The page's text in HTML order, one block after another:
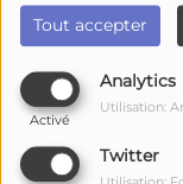
Tout accepter
Analytics
Activé
Utilisation:
Twitter
Attention notre
mardi 6 janvier
centimètres de